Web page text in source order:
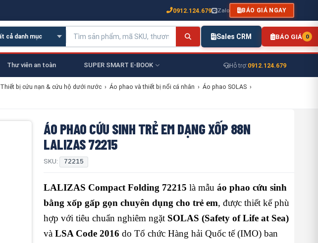
0912.124.679 Zalo BÁO GIÁ NGAY
Sales CRM BÁO GIÁ 0
Thư viên an toàn SUPER SMART E-BOOK Hỗ trợ:0912.124.679
Thiết bị cứu nạn & cứu hộ dưới nước › Áo phao và thiết bị nổi cá nhân › Áo phao SOLAS ›
ÁO PHAO CỨU SINH TRẺ EM DẠNG XỐP 88N
LALIZAS 72215
SKU: 72215
LALIZAS Compact Folding 72215 là mẫu áo phao cứu sinh
bằng xốp gấp gọn chuyên dụng cho trẻ em, được thiết kế phù
hợp với tiêu chuẩn nghiêm ngặt SOLAS (Safety of Life at Sea)
và LSA Code 2016 do Tổ chức Hàng hải Quốc tế (IMO) ban